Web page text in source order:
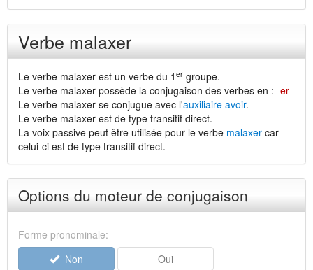
Verbe malaxer
Le verbe malaxer est un verbe du 1 er groupe.
Le verbe malaxer possède la conjugaison des verbes en : -er
Le verbe malaxer se conjugue avec l'auxiliaire avoir.
Le verbe malaxer est de type transitif direct.
La voix passive peut être utilisée pour le verbe malaxer car
celui-ci est de type transitif direct.
Options du moteur de conjugaison
Forme pronominale:
Non
Oui